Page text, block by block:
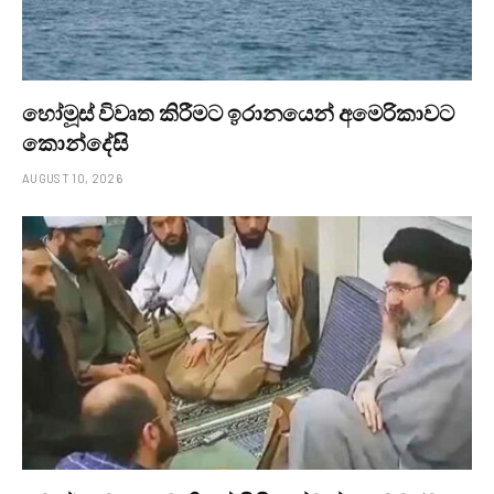
හෝමූස් විවෘත කිරීමට ඉරානයෙන් අමෙරිකාවට
කොන්දේසි
AUGUST 10, 2026